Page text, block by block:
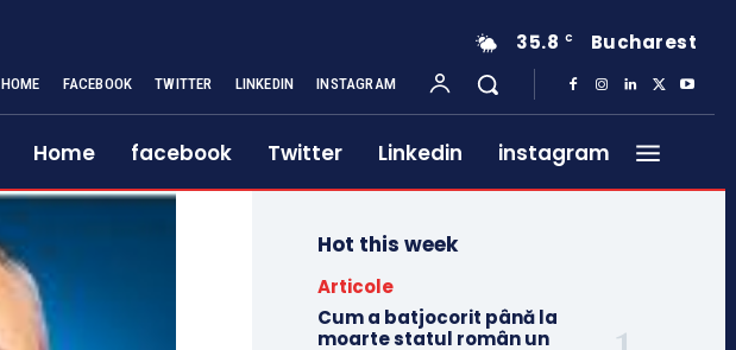
35.8 C Bucharest
HOME FACEBOOK TWITTER LINKEDIN INSTAGRAM
Home facebook Twitter Linkedin instagram
Hot this week
Articole
Cum a batjocorit până la
moarte statul român un